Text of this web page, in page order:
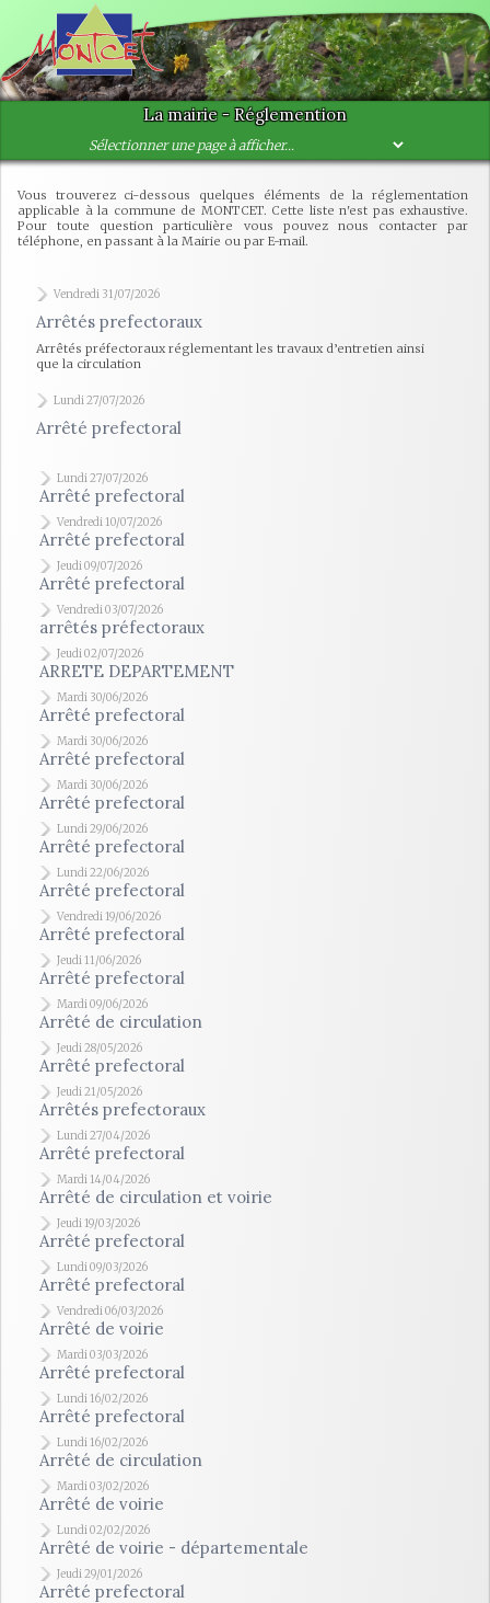
La mairie - Réglemention
Vous trouverez ci-dessous quelques éléments de la réglementation
applicable à la commune de MONTCET. Cette liste n'est pas exhaustive.
Pour toute question particulière vous pouvez nous contacter par
téléphone, en passant à la Mairie ou par E-mail.
Vendredi 31/07/2026
Arrêtés prefectoraux
Arrêtés préfectoraux réglementant les travaux d’entretien ainsi
que la circulation
Lundi 27/07/2026
Arrêté prefectoral
Lundi 27/07/2026
Arrêté prefectoral
Vendredi 10/07/2026
Arrêté prefectoral
Jeudi 09/07/2026
Arrêté prefectoral
Vendredi 03/07/2026
arrêtés préfectoraux
Jeudi 02/07/2026
ARRETE DEPARTEMENT
Mardi 30/06/2026
Arrêté prefectoral
Mardi 30/06/2026
Arrêté prefectoral
Mardi 30/06/2026
Arrêté prefectoral
Lundi 29/06/2026
Arrêté prefectoral
Lundi 22/06/2026
Arrêté prefectoral
Vendredi 19/06/2026
Arrêté prefectoral
Jeudi 11/06/2026
Arrêté prefectoral
Mardi 09/06/2026
Arrêté de circulation
Jeudi 28/05/2026
Arrêté prefectoral
Jeudi 21/05/2026
Arrêtés prefectoraux
Lundi 27/04/2026
Arrêté prefectoral
Mardi 14/04/2026
Arrêté de circulation et voirie
Jeudi 19/03/2026
Arrêté prefectoral
Lundi 09/03/2026
Arrêté prefectoral
Vendredi 06/03/2026
Arrêté de voirie
Mardi 03/03/2026
Arrêté prefectoral
Lundi 16/02/2026
Arrêté prefectoral
Lundi 16/02/2026
Arrêté de circulation
Mardi 03/02/2026
Arrêté de voirie
Lundi 02/02/2026
Arrêté de voirie - départementale
Jeudi 29/01/2026
Arrêté prefectoral